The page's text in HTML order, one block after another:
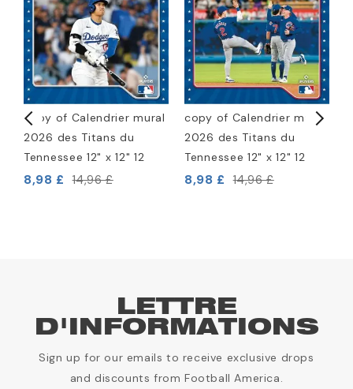
copy of Calendrier mural
2026 des Titans du
Tennessee 12" x 12" 12
8,98 £ 14,96 £
copy of Calendrier mural
2026 des Titans du
Tennessee 12" x 12" 12
8,98 £ 14,96 £
LETTRE
D'INFORMATIONS
Sign up for our emails to receive exclusive drops
and discounts from Football America.